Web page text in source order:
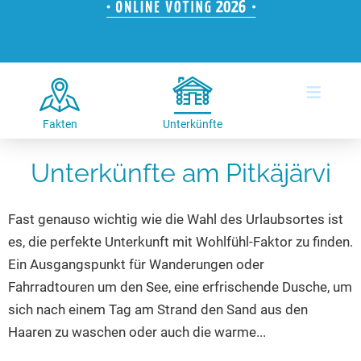
Radtouren am See
Kitesurfen
Kanu- & Kajaktouren
Badeseen in Deutschland
Wellness am See
Romantik Hotels
Urlaub an der Küste
Unterkünfte
Hotels am See
Ferienwohnungen
Camping
Kanu- & Kajak-Urlaub
Wanderurlaub
Bikeurlaub
Auszeit & Wellness
Camping am See
Top-Hotels
Top-Hotel Empfehlungen
Familienhotels
Wellness-Hotels
Biohotels
Ausgefallenes
Häuser auf dem Wasser
Hundefreundliche Unterkünfte
Seen in Deutschland
Seen in Europa
Strandbad-Verzeichnis
Überwachte Badestellen
Unsere See-Highlights
Deutschlands schönste Seen
Top Seen nach Bundesländern
Top Seen nach Regionen
Deutschlands Lieblingsseen
Fakten Unterkünfte
≡
Unterkünfte am Pitkäjärvi
Fast genauso wichtig wie die Wahl des Urlaubsortes ist
es, die perfekte Unterkunft mit Wohlfühl-Faktor zu finden.
Ein Ausgangspunkt für Wanderungen oder
Fahrradtouren um den See, eine erfrischende Dusche, um
sich nach einem Tag am Strand den Sand aus den
Haaren zu waschen oder auch die warme...